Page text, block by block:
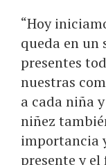
“Hoy
queda en un
presentes
nuestras
a cada niña
niñez
importancia
presente y